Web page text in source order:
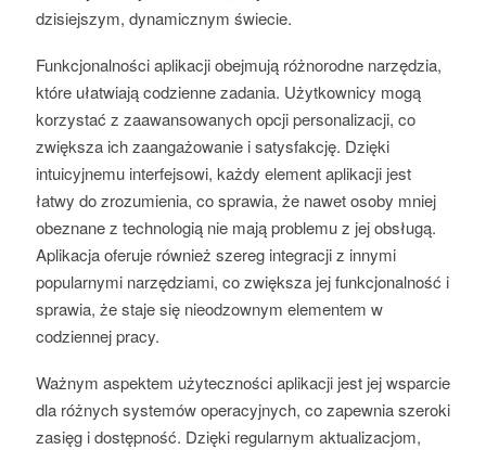
dzisiejszym, dynamicznym świecie.
Funkcjonalności aplikacji obejmują różnorodne narzędzia,
które ułatwiają codzienne zadania. Użytkownicy mogą
korzystać z zaawansowanych opcji personalizacji, co
zwiększa ich zaangażowanie i satysfakcję. Dzięki
intuicyjnemu interfejsowi, każdy element aplikacji jest
łatwy do zrozumienia, co sprawia, że nawet osoby mniej
obeznane z technologią nie mają problemu z jej obsługą.
Aplikacja oferuje również szereg integracji z innymi
popularnymi narzędziami, co zwiększa jej funkcjonalność i
sprawia, że staje się nieodzownym elementem w
codziennej pracy.
Ważnym aspektem użyteczności aplikacji jest jej wsparcie
dla różnych systemów operacyjnych, co zapewnia szeroki
zasięg i dostępność. Dzięki regularnym aktualizacjom,